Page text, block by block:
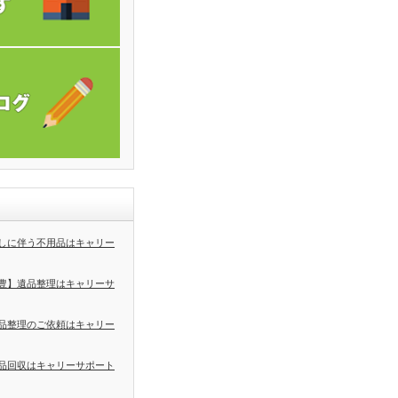
に伴う不用品はキャリー
】遺品整理はキャリーサ
整理のご依頼はキャリー
回収はキャリーサポート